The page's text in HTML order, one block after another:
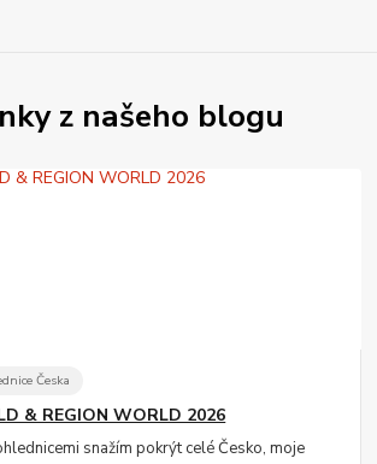
z našeho blogu
Česka
& REGION WORLD 2026
snažím pokrýt celé Česko, moje